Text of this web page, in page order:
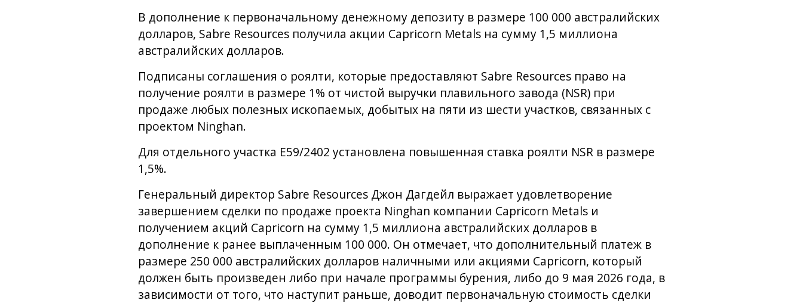
В дополнение к первоначальному денежному депозиту в размере 100 000 австралийских
долларов, Sabre Resources получила акции Capricorn Metals на сумму 1,5 миллиона
австралийских долларов.
Подписаны соглашения о роялти, которые предоставляют Sabre Resources право на
получение роялти в размере 1% от чистой выручки плавильного завода (NSR) при
продаже любых полезных ископаемых, добытых на пяти из шести участков, связанных с
проектом Ninghan.
Для отдельного участка E59/2402 установлена повышенная ставка роялти NSR в размере
1,5%.
Генеральный директор Sabre Resources Джон Дагдейл выражает удовлетворение
завершением сделки по продаже проекта Ninghan компании Capricorn Metals и
получением акций Capricorn на сумму 1,5 миллиона австралийских долларов в
дополнение к ранее выплаченным 100 000. Он отмечает, что дополнительный платеж в
размере 250 000 австралийских долларов наличными или акциями Capricorn, который
должен быть произведен либо при начале программы бурения, либо до 9 мая 2026 года, в
зависимости от того, что наступит раньше, доводит первоначальную стоимость сделки